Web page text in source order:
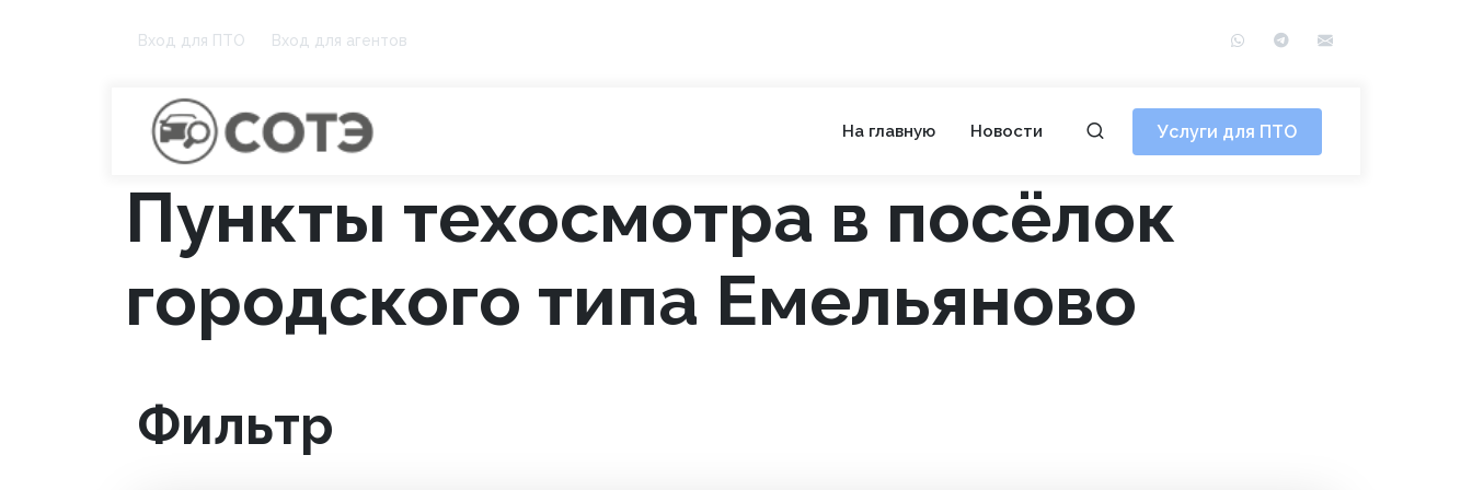
Вход для ПТО Вход для агентов WhatsAppTelegram
Услуги для ПТО
На главную Новости
Пункты техосмотра в посёлок
городского типа Емельяново
Фильтр